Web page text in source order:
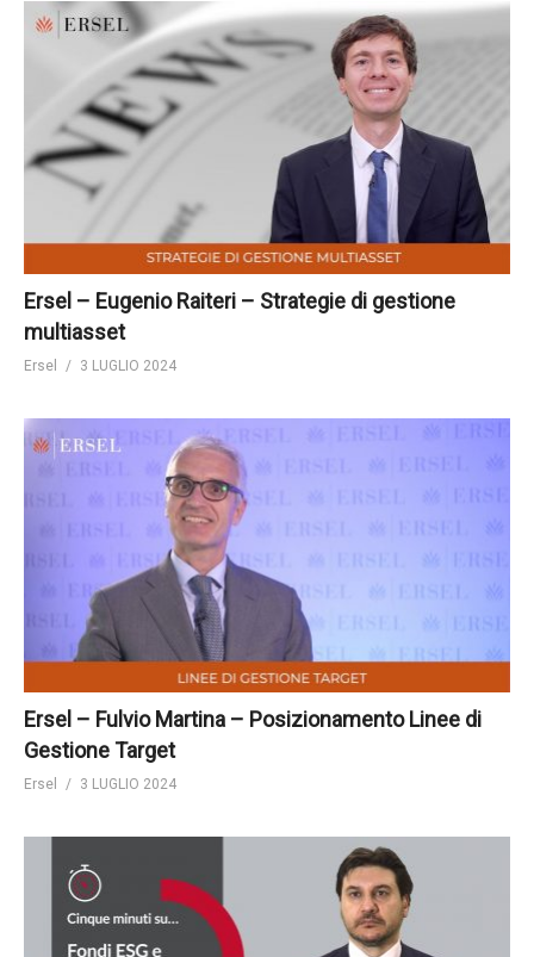
Ersel – Eugenio Raiteri – Strategie di gestione
multiasset
Ersel 3 LUGLIO 2024
Ersel – Fulvio Martina – Posizionamento Linee di
Gestione Target
Ersel 3 LUGLIO 2024